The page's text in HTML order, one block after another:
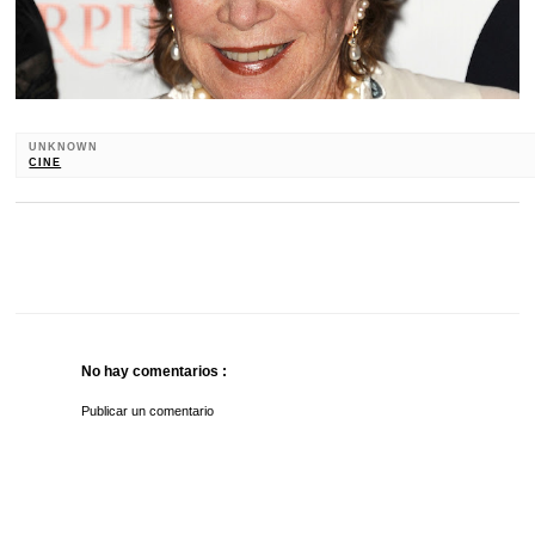
UNKNOWN
CINE
No hay comentarios :
Publicar un comentario